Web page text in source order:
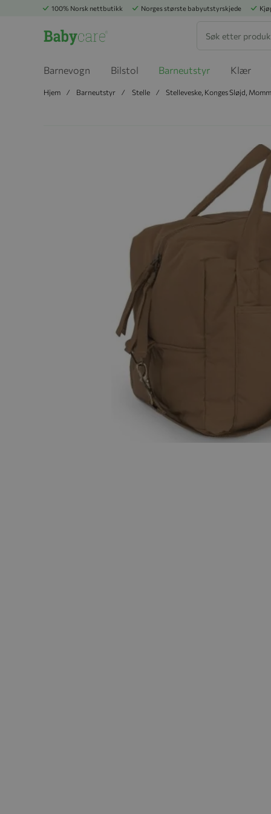
100% Norsk nettbutikk Norges største babyutstyrskjede
Barnevogn Bilstol Barneutstyr Klær
Hjem Barneutstyr Stelle Stelleveske, Konges Sløjd,